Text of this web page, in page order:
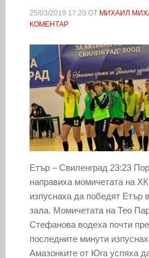
25/03/2019 17:20 ОТ МИХАИЛ
КОМЕНТАР
Етър – Свиленград 23:23
направиха момичетата на
изпуснаха да победят Етър
зала. Момичетата на Тео
Стефанова водеха почти
последните минути
Амазонките от Юга успяха